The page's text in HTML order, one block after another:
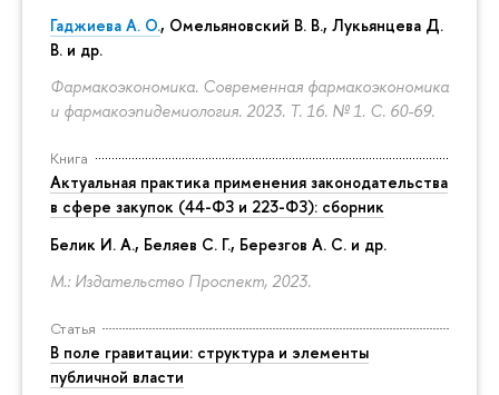
Гаджиева А. О., Омельяновский В. В., Лукьянцева Д.
В. и др.
Фармакоэкономика. Современная фармакоэкономика
и фармакоэпидемиология. 2023. Т. 16. № 1. С. 60-69.
Книга
Актуальная практика применения законодательства
в сфере закупок (44-ФЗ и 223-ФЗ): сборник
Белик И. А., Беляев С. Г., Березгов А. С. и др.
М.: Издательство Проспект, 2023.
Статья
В поле гравитации: структура и элементы
публичной власти